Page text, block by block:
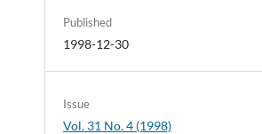
Published
1998-12-30
Issue
Vol. 31 No. 4 (1998)